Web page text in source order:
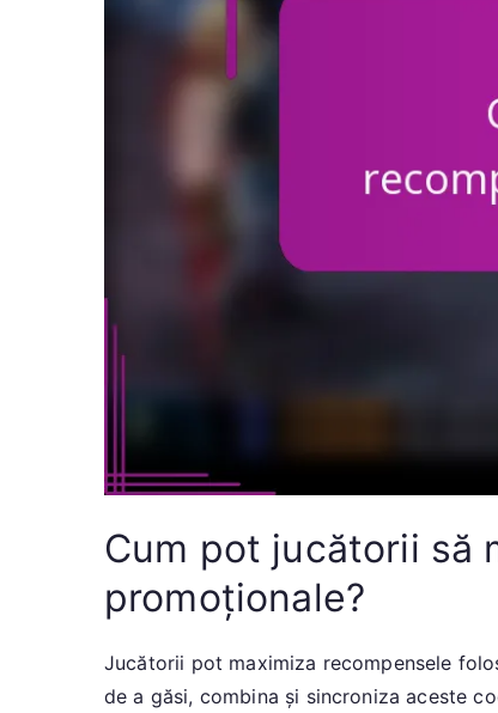
Cum pot jucătorii să
promoționale?
Jucătorii pot maximiza recompensele
de a găsi, combina și sincroniza aceste